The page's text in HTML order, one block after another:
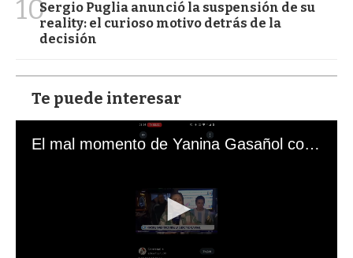
10Sergio Puglia anunció la suspensión de su
reality: el curioso motivo detrás de la
decisión
Te puede interesar
El mal momento de Yanina Gasañol con un hincha argentino en "Subrayado"